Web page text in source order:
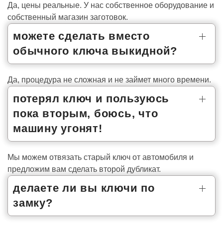
Да, цены реальные. У нас собственное оборудование и
собственный магазин заготовок.
можете сделать вместо
обычного ключа выкидной?
Да, процедура не сложная и не займет много времени.
потерял ключ и пользуюсь
пока вторым, боюсь, что
машину угонят!
Мы можем отвязать старый ключ от автомобиля и
предложим вам сделать второй дубликат.
делаете ли вы ключи по
замку?